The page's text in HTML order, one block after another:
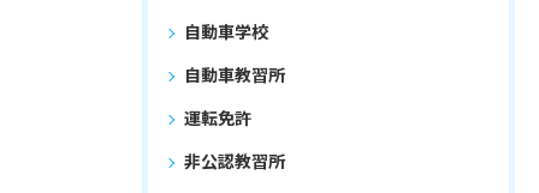
自動車学校
自動車教習所
運転免許
非公認教習所